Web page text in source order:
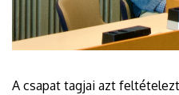
A csapat tagjai azt